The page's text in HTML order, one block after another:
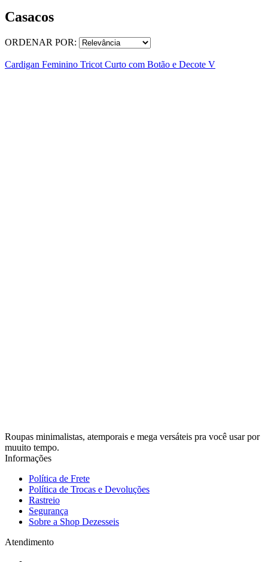
Casacos
ORDENAR POR:
Cardigan Feminino Tricot Curto com Botão e Decote V
Roupas minimalistas, atemporais e mega versáteis pra você usar por
muuito tempo.
Informações
Política de Frete
Política de Trocas e Devoluções
Rastreio
Segurança
Sobre a Shop Dezesseis
Atendimento